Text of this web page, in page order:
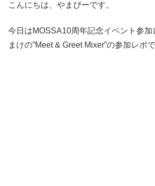
こんにちは、やまぴーです。
今日はMOSSA10周年記念イベント参加
まけの”Meet & Greet Mixer”の参加レポで